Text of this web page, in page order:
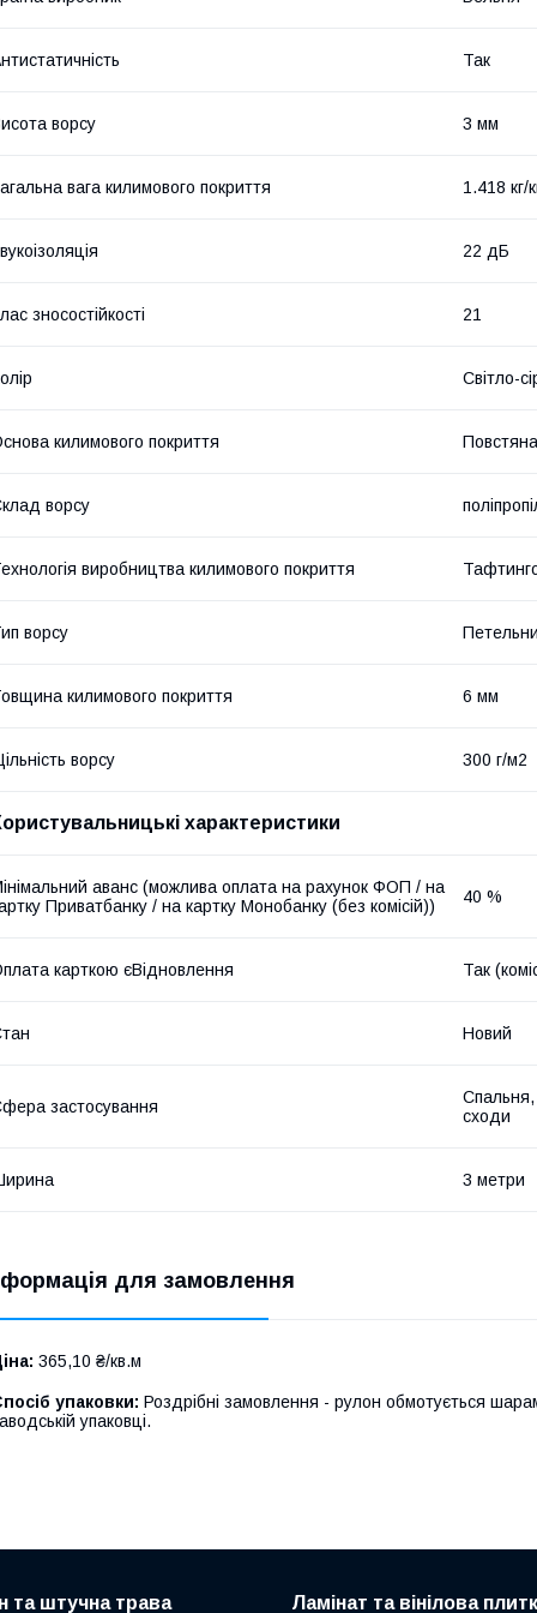
Так
ворсу 3 мм
вага килимового покриття 1.418 кг/
22 дБ
зносостійкості 21
Світло-
килимового покриття Повстяна
ворсу
виробництва килимового покриття
ворсу
килимового покриття 6 мм
ворсу 300 г/м2
характеристики
аванс (можлива оплата на рахунок ФОП / на
Приватбанку / на картку Монобанку (без комісій))
40 %
карткою єВідновлення Так
Новий
застосування
Спальня,
сходи
3 метри
для замовлення
365,10 ₴/кв.м
упаковки: Роздрібні замовлення - рулон обмотується
упаковці.
та штучна трава Ламінат та вінілова